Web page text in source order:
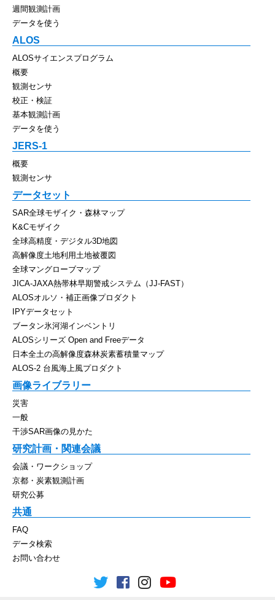
週間観測計画
データを使う
ALOS
ALOSサイエンスプログラム
概要
観測センサ
校正・検証
基本観測計画
データを使う
JERS-1
概要
観測センサ
データセット
SAR全球モザイク・森林マップ
K&Cモザイク
全球高精度・デジタル3D地図
高解像度土地利用土地被覆図
全球マングローブマップ
JICA-JAXA熱帯林早期警戒システム（JJ-FAST）
ALOSオルソ・補正画像プロダクト
IPYデータセット
ブータン氷河湖インベントリ
ALOSシリーズ Open and Freeデータ
日本全土の高解像度森林炭素蓄積量マップ
ALOS-2 台風海上風プロダクト
画像ライブラリー
災害
一般
干渉SAR画像の見かた
研究計画・関連会議
会議・ワークショップ
京都・炭素観測計画
研究公募
共通
FAQ
データ検索
お問い合わせ